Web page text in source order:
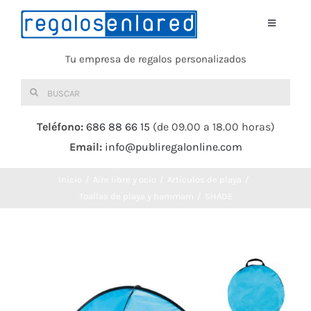
Saltar
Toggle
Tu empresa de regalos personalizados
Buscar:
Teléfono: 686 88 66 15 (de 09.00 a 18.00 horas)
Email: info@publiregalonline.com